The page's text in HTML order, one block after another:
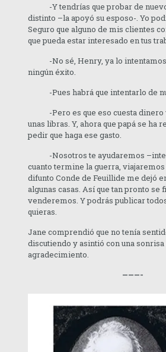
-Y tendrías que probar de
distinto –la apoyó su esposo-. Yo
Seguro que alguno de mis clientes
que pueda estar interesado en tus
-No sé, Henry, ya lo intentamos
ningún éxito.
-Pues habrá que intentarlo de
-Pero es que eso cuesta dinero
unas libras. Y, ahora que papá se ha
pedir que haga ese gasto.
-Nosotros te ayudaremos
cuanto termine la guerra, viajaremos
difunto Conde de Feuillide me dejó
algunas casas. Así que tan pronto se
venderemos. Y podrás publicar
quieras.
Jane comprendió que no tenía
discutiendo y asintió con una sonrisa
agradecimiento.
———-